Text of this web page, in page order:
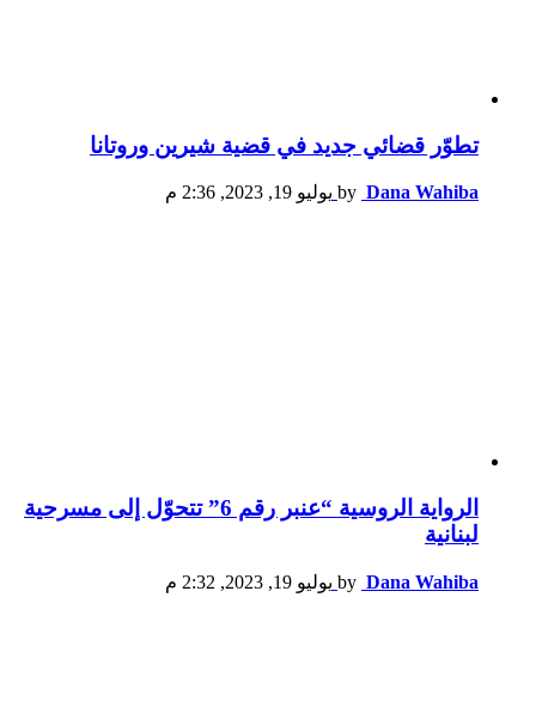
تطوّر قضائي جديد في قضية شيرين وروتانا
by Dana Wahiba يوليو 19, 2023, 2:36 م
الرواية الروسية “عنبر رقم 6” تتحوّل إلى مسرحية
لبنانية
by Dana Wahiba يوليو 19, 2023, 2:32 م